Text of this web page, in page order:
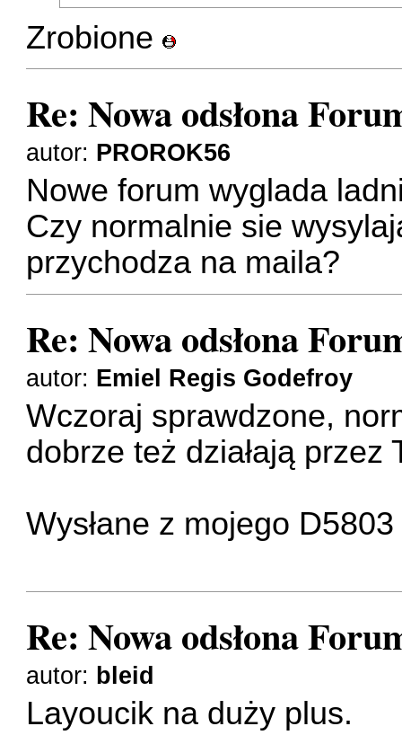
Zrobione
Re: Nowa odsłona
autor: PROROK56
Nowe forum wyglada
Czy normalnie sie
przychodza na maila?
Re: Nowa odsłona
autor: Emiel Regis Godefroy
Wczoraj sprawdzone,
dobrze też działają przez
Wysłane z mojego
Re: Nowa odsłona
autor: bleid
Layoucik na duży plus.